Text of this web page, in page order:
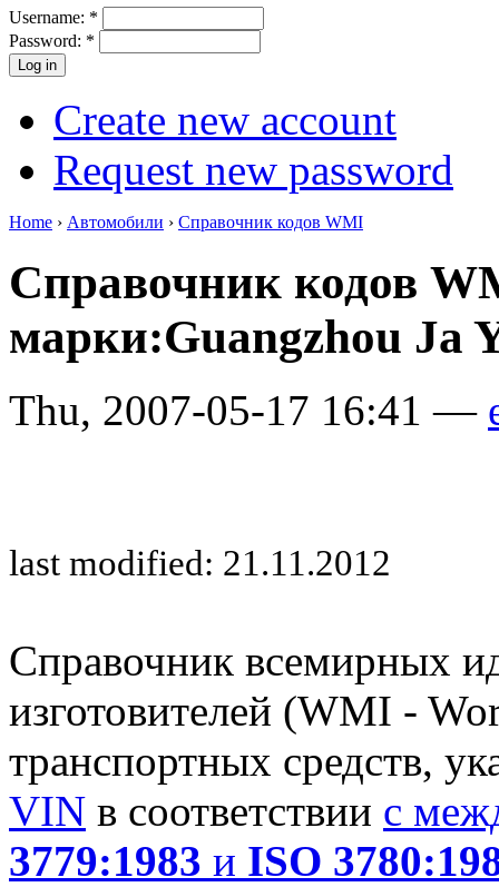
Username: *
Password: *
Create new account
Request new password
Home › Автомобили › Справочник кодов WMI
Справочник кодов
марки:Guangzhou Ja
Thu, 2007-05-17 16:41 —
last modified: 21.11.2012
Справочник всемирных
изготовителей (WMI -
транспортных средств,
VIN в соответствии с
3779:1983 и ISO